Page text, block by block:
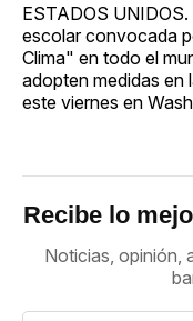
ESTADOS
escolar convocada
Clima" en todo el
adopten medidas en
este viernes en
Recibe lo
Noticias, opinión,